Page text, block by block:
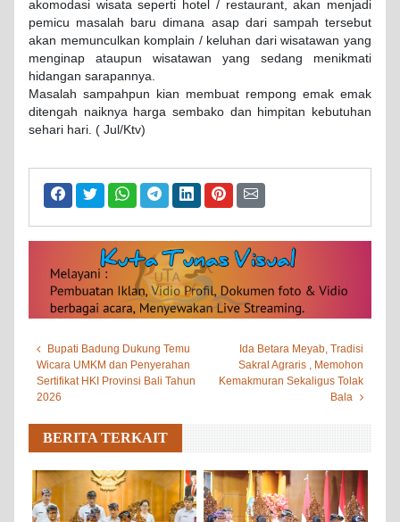
akomodasi wisata seperti hotel / restaurant, akan menjadi
pemicu masalah baru dimana asap dari sampah tersebut
akan memunculkan komplain / keluhan dari wisatawan yang
menginap ataupun wisatawan yang sedang menikmati
hidangan sarapannya.
Masalah sampahpun kian membuat rempong emak emak
ditengah naiknya harga sembako dan himpitan kebutuhan
sehari hari. ( Jul/Ktv)
Bupati Badung Dukung Temu
Wicara UMKM dan Penyerahan
Sertifikat HKI Provinsi Bali Tahun
2026
Ida Betara Meyab, Tradisi
Sakral Agraris , Memohon
Kemakmuran Sekaligus Tolak
Bala
BERITA TERKAIT